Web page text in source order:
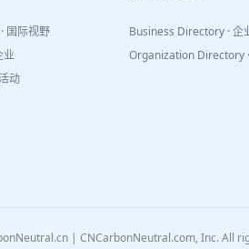
国际视野
业
动
Business Directory · 企
Organization Directory
| CNCarbonNeutral.com, Inc. All